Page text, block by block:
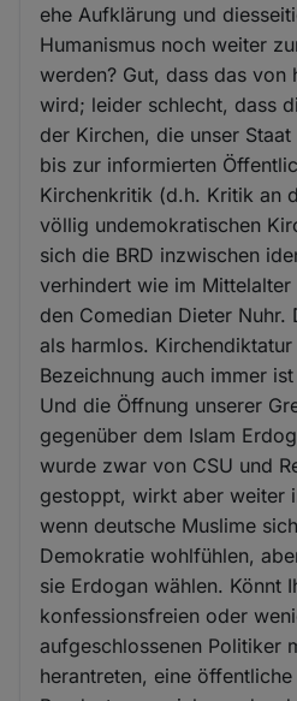
ehe Aufklärung und
Humanismus noch weiter
werden? Gut, dass das
wird; leider schlecht, dass
der Kirchen, die unser
bis zur informierten
Kirchenkritik (d.h. Kritik an
völlig undemokratischen
sich die BRD inzwischen
verhindert wie im
den Comedian Dieter Nuhr.
als harmlos.
Bezeichnung auch immer
Und die Öffnung unserer
gegenüber dem Islam
wurde zwar von CSU und
gestoppt, wirkt aber weiter
wenn deutsche Muslime
Demokratie wohlfühlen,
sie Erdogan wählen. Könnt
konfessionsfreien oder
aufgeschlossenen Politiker
herantreten, eine